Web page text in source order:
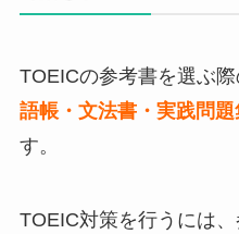
TOEICの参考書を選ぶ際
語帳・文法書・実践問題
す。
TOEIC対策を行うには